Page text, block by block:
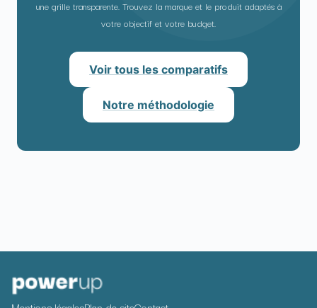
une grille transparente. Trouvez la marque et le produit adaptés à
votre objectif et votre budget.
Voir tous les comparatifs
Notre méthodologie